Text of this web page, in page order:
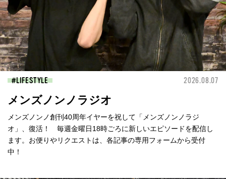
LIFESTYLE 2026.08.07
メンズノンノラジオ
メンズノンノ創刊40周年イヤーを祝して「メンズノンノラジ
オ」、復活！ 毎週金曜日18時ごろに新しいエピソードを配信し
ます。お便りやリクエストは、各記事の専用フォームから受付
中！